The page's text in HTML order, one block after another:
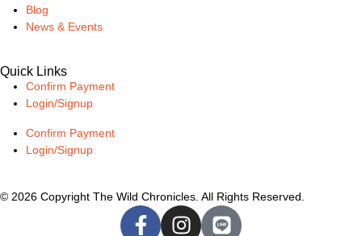
Blog
News & Events
Quick Links
Confirm Payment
Login/Signup
Confirm Payment
Login/Signup
© 2026 Copyright The Wild Chronicles. All Rights Reserved.